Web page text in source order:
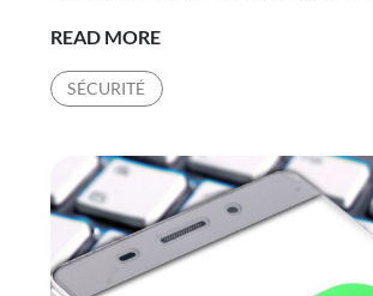
READ MORECOMMENT
SI
SERRURIER
CUSSET
EST
SÉCURITÉ